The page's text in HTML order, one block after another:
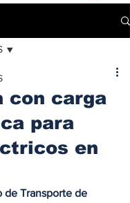
con carga
para
en
de Transporte de